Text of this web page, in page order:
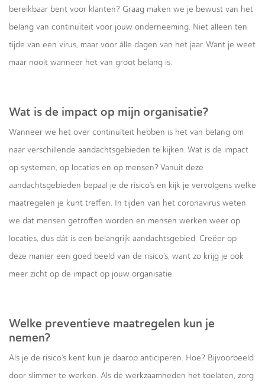
bereikbaar bent voor klanten? Graag maken we je bewust van het
belang van continuïteit voor jouw onderneeming. Niet alleen ten
tijde van een virus, maar voor álle dagen van het jaar. Want je weet
maar nooit wanneer het van groot belang is.
Wat is de impact op mijn organisatie?
Wanneer we het over continuïteit hebben is het van belang om
naar verschillende aandachtsgebieden te kijken. Wat is de impact
op systemen, op locaties en op mensen? Vanuit deze
aandachtsgebieden bepaal je de risico’s en kijk je vervolgens welke
maatregelen je kunt treffen. In tijden van het coronavirus weten
we dat mensen getroffen worden en mensen werken weer op
locaties, dus dát is een belangrijk aandachtsgebied. Creëer op
deze manier een goed beeld van de risico’s, want zo krijg je ook
meer zicht op de impact op jouw organisatie.
Welke preventieve maatregelen kun je
nemen?
Als je de risico’s kent kun je daarop anticiperen. Hoe? Bijvoorbeeld
door slimmer te werken. Als de werkzaamheden het toelaten, zorg